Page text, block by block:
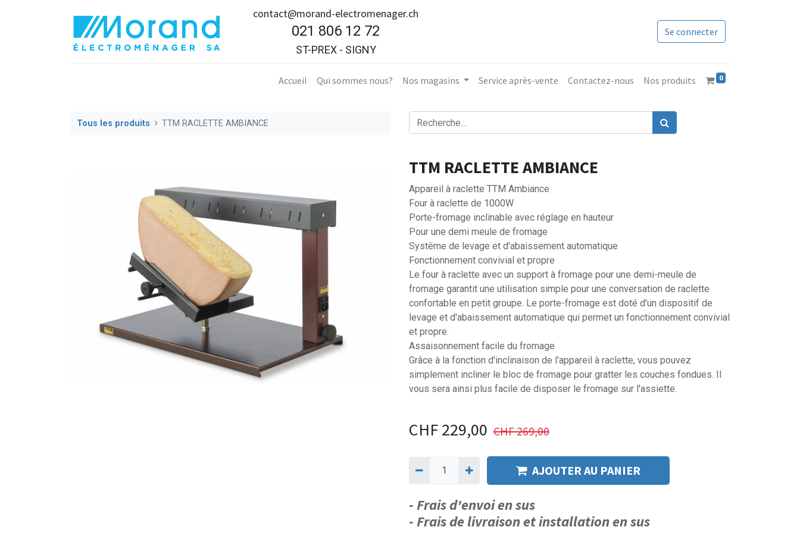
contact@morand-electromenager.ch
021 806 12 72
ST-PREX - SIGNY
Se connecter
Accueil​ Qui sommes nous? Nos magasins Service après-vente Contactez-nous Nos produits 0
Tous les produits TTM RACLETTE AMBIANCE
TTM RACLETTE AMBIANCE
Appareil à raclette TTM Ambiance
Four à raclette de 1000W
Porte-fromage inclinable avec réglage en hauteur
Pour une demi meule de fromage
Système de levage et d'abaissement automatique
Fonctionnement convivial et propre
Le four à raclette avec un support à fromage pour une demi-meule de
fromage garantit une utilisation simple pour une conversation de raclette
confortable en petit groupe. Le porte-fromage est doté d'un dispositif de
levage et d'abaissement automatique qui permet un fonctionnement convivial
et propre.
Assaisonnement facile du fromage
Grâce à la fonction d'inclinaison de l'appareil à raclette, vous pouvez
simplement incliner le bloc de fromage pour gratter les couches fondues. Il
vous sera ainsi plus facile de disposer le fromage sur l'assiette.
CHF229,00 CHF269,00
AJOUTER AU PANIER
- Frais d'envoi en sus
- Frais de livraison et installation en sus